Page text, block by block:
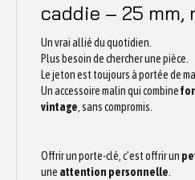
caddie – 25 mm,
Un vrai allié du quotidien.
Plus besoin de chercher une pièce.
Le jeton est toujours à portée de
Un accessoire malin qui combine
vintage, sans compromis.
Offrir un porte-clé, c’est offrir un
une attention personnelle.